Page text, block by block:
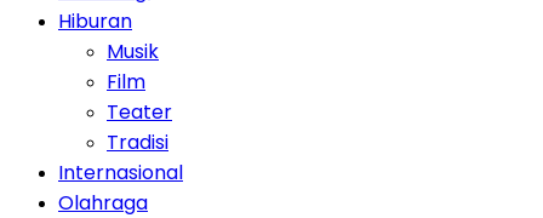
Hiburan
Musik
Film
Teater
Tradisi
Internasional
Olahraga